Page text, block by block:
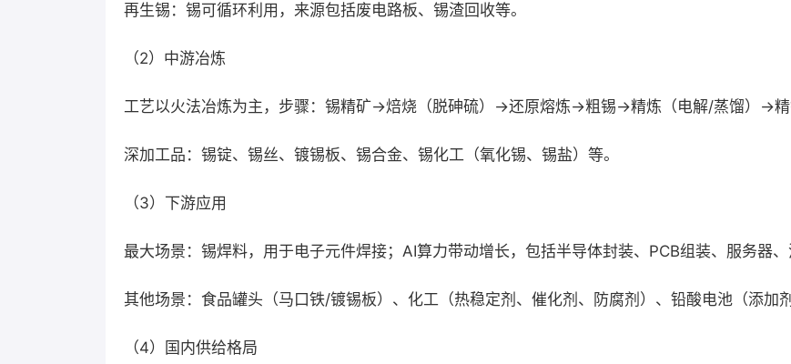
再生锡：锡可循环利用，来源包括废电路板、锡渣回收等。
（2）中游冶炼
工艺以火法冶炼为主，步骤：锡精矿→焙烧（脱砷硫）→还原熔炼→粗锡→精炼（电解/蒸馏）→精
深加工品：锡锭、锡丝、镀锡板、锡合金、锡化工（氧化锡、锡盐）等。
（3）下游应用
最大场景：锡焊料，用于电子元件焊接；AI算力带动增长，包括半导体封装、PCB组装、服务器、
其他场景：食品罐头（马口铁/镀锡板）、化工（热稳定剂、催化剂、防腐剂）、铅酸电池（添加
（4）国内供给格局